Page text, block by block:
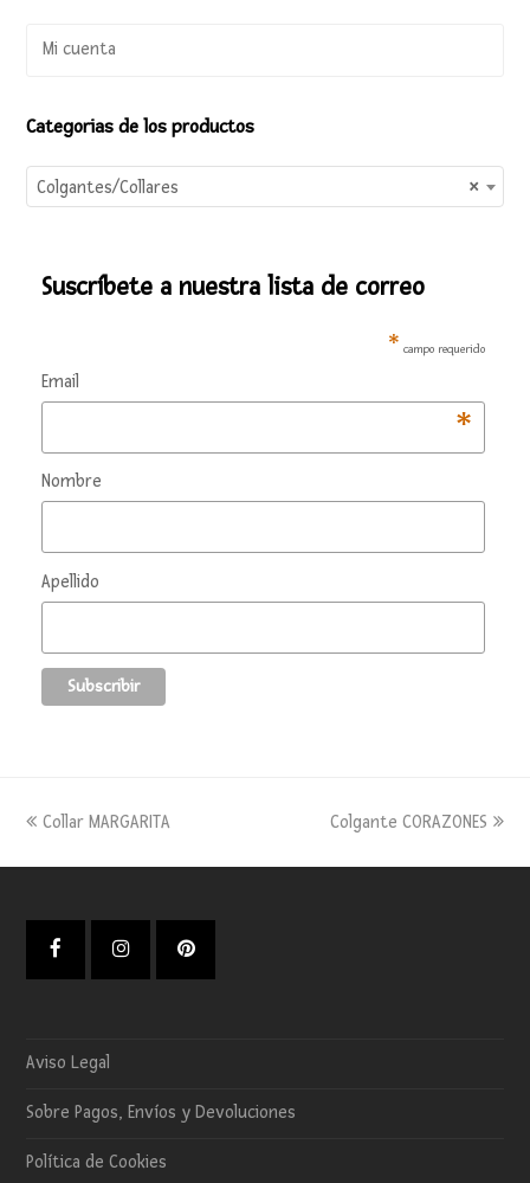
Mi cuenta
Categorias de los productos
×
Colgantes/Collares
Suscríbete a nuestra lista de correo
* campo requerido
Email
*
Nombre
Apellido
previous
Collar MARGARITA
next
Colgante CORAZONES
FacebookInstagramPinterest
Aviso Legal
Sobre Pagos, Envíos y Devoluciones
Política de Cookies